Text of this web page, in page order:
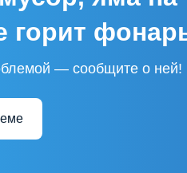
горит
— сообщите о ней!